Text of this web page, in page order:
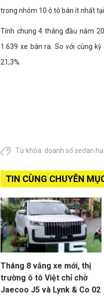
trong nhóm 10 ô tô bán ít nhất
Tính chung 4 tháng đầu năm
1.639 xe bán ra. So với cùng
21,3%.
Từ khóa: doanh số sedan
TIN CÙNG CHUYÊN
Tháng 8 vắng xe mới, thị
trường ô tô Việt chỉ chờ
Jaecoo J5 và Lynk & Co 02